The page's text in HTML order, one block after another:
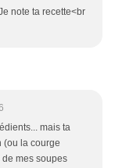
note ta recette<br
mais ta
(ou la courge
mes soupes